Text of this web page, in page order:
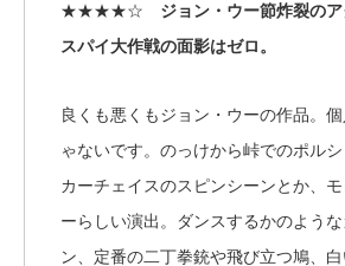
★★★★☆ ジョン・ウー節炸裂のア
スパイ大作戦の面影はゼロ。
良くも悪くもジョン・ウーの作品。
ゃないです。のっけから峠でのポル
カーチェイスのスピンシーンとか、
ーらしい演出。ダンスするかのよう
ン、定番の二丁拳銃や飛び立つ鳩、